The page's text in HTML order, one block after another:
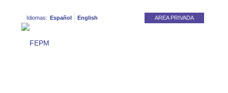
AREA PRIVADA
Idiomas: Español English